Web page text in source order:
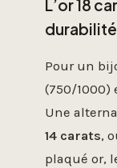
L’or 18
Pour un
(750/1000)
Une
14 carats,
plaqué or,